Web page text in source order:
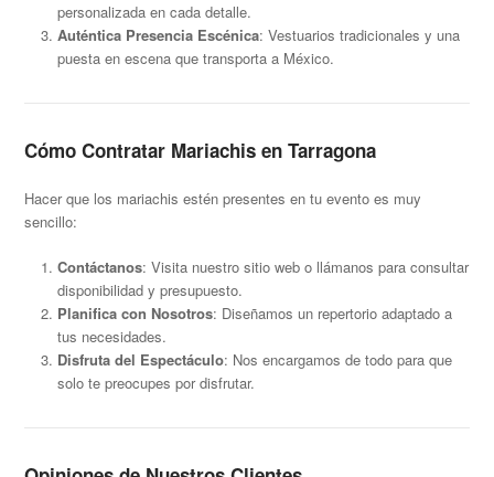
personalizada en cada detalle.
Auténtica Presencia Escénica: Vestuarios tradicionales y una
puesta en escena que transporta a México.
Cómo Contratar Mariachis en Tarragona
Hacer que los mariachis estén presentes en tu evento es muy
sencillo:
Contáctanos: Visita nuestro sitio web o llámanos para consultar
disponibilidad y presupuesto.
Planifica con Nosotros: Diseñamos un repertorio adaptado a
tus necesidades.
Disfruta del Espectáculo: Nos encargamos de todo para que
solo te preocupes por disfrutar.